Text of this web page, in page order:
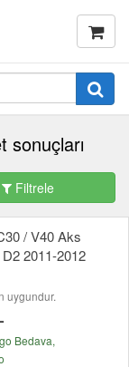
sonuçları
Filtrele
/ V40 Aks
2011-2012
uygundur.
Bedava